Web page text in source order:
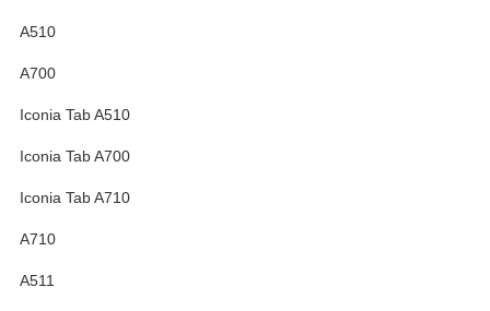
A510
A700
Iconia Tab A510
Iconia Tab A700
Iconia Tab A710
A710
A511